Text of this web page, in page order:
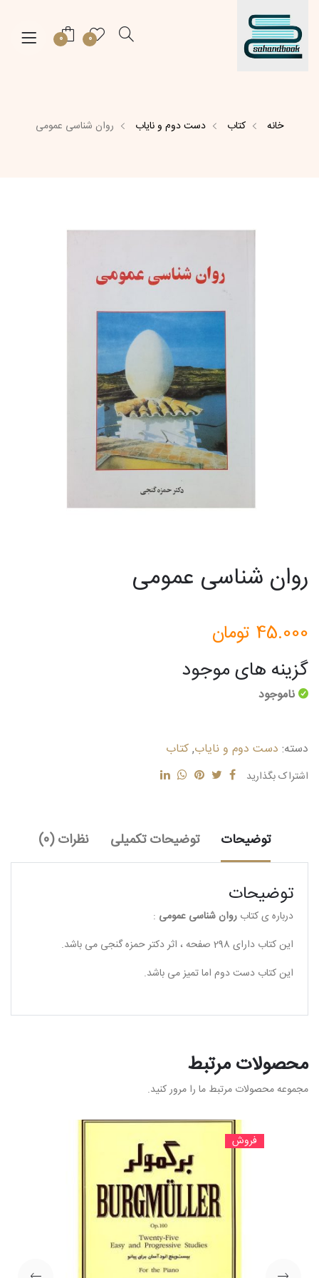
0
0
خانه کتاب دست دوم و نایاب روان شناسی عمومی
روان شناسی عمومی
45.000 تومان
گزینه های موجود
ناموجود
دسته: دست دوم و نایاب,کتاب
اشتراک بگذارید
توضیحات توضیحات تکمیلی نظرات (0)
توضیحات
درباره ی کتاب روان شناسی عمومی :
این کتاب دارای 298 صفحه ، اثر دکتر حمزه گنجی می باشد.
این کتاب دست دوم اما تمیز می باشد.
محصولات مرتبط
مجموعه محصولات مرتبط ما را مرور کنید.
فروش